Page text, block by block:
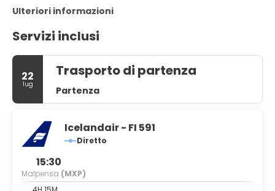
Ulteriori informazioni
Servizi inclusi
22
lug
Trasporto di partenza
Partenza
Icelandair - FI 591
Diretto
15:30
Malpensa (MXP)